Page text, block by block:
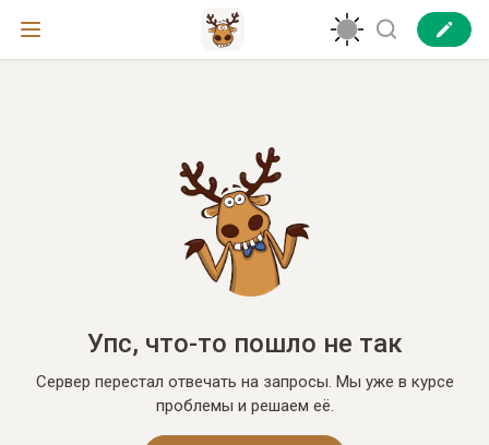
Упс, что-то пошло не так
Сервер перестал отвечать на запросы. Мы уже в курсе
проблемы и решаем её.